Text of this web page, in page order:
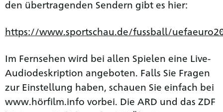
den übertragenden Sendern gibt es hier:
https://www.sportschau.de/fussball/
Im Fernsehen wird bei allen Spielen eine Live-
Audiodeskription angeboten. Falls Sie Fragen
zur Einstellung haben, schauen Sie einfach bei
www.hörfilm.info vorbei. Die ARD und das ZDF